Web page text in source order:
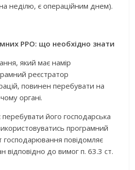
неділю, є операційним днем).
РРО: що необхідно знати
який має намір
реєстратор
повинен перебувати на
органі.
його господарська
програмний
господарювання повідомляє
відповідно до вимог п. 63.3 ст.